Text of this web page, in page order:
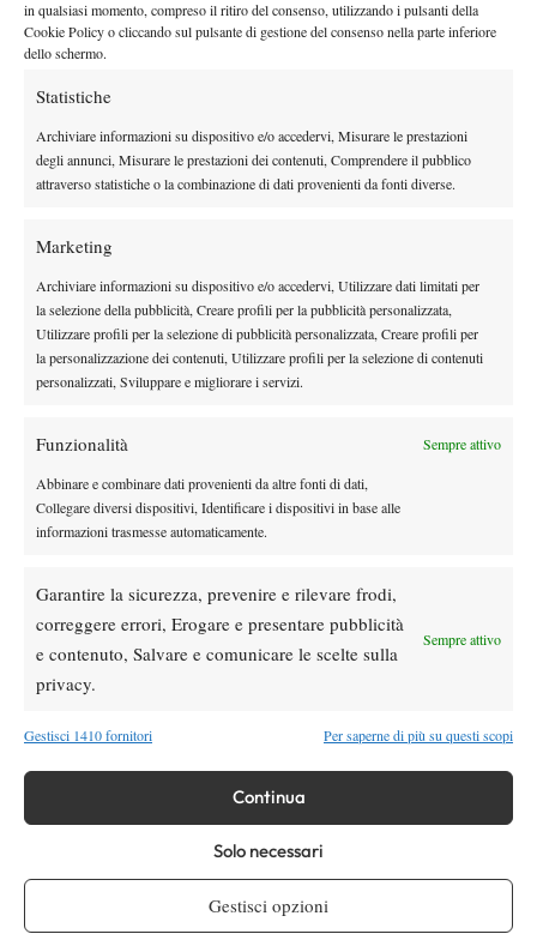
in qualsiasi momento, compreso il ritiro del consenso, utilizzando i pulsanti della
Cookie Policy o cliccando sul pulsante di gestione del consenso nella parte inferiore
dello schermo.
Statistiche
Archiviare informazioni su dispositivo e/o accedervi, Misurare le prestazioni
degli annunci, Misurare le prestazioni dei contenuti, Comprendere il pubblico
attraverso statistiche o la combinazione di dati provenienti da fonti diverse.
Marketing
Archiviare informazioni su dispositivo e/o accedervi, Utilizzare dati limitati per
la selezione della pubblicità, Creare profili per la pubblicità personalizzata,
Utilizzare profili per la selezione di pubblicità personalizzata, Creare profili per
la personalizzazione dei contenuti, Utilizzare profili per la selezione di contenuti
personalizzati, Sviluppare e migliorare i servizi.
Funzionalità Sempre attivo
Abbinare e combinare dati provenienti da altre fonti di dati,
Collegare diversi dispositivi, Identificare i dispositivi in base alle
informazioni trasmesse automaticamente.
Garantire la sicurezza, prevenire e rilevare frodi,
correggere errori, Erogare e presentare pubblicità
e contenuto, Salvare e comunicare le scelte sulla
privacy.
Sempre attivo
Gestisci 1410 fornitori Per saperne di più su questi scopi
Continua
Solo necessari
Gestisci opzioni
SEMIFINALE –$ 59.000 (195 punti)
FINALISTA –$ 101.000 (325 punti)
VINCITRICE –
MONTEPREMI E PUNTI WTA 250 OSAKA
2025
PRIMO TURNO –$ 2.975 (1 punto)
QUARTI DI FINALE –
FINALE –$ 21.484 (163 punti)
VINCITRICE –€ 36.300 (250 punti)
DI TENDENZA
rimonta Shang e vola agli ottavi
out per Shang contro Darderi
Wta
WTA 1000 Toronto 2026: pioggia pesante,
gioco sospeso
News